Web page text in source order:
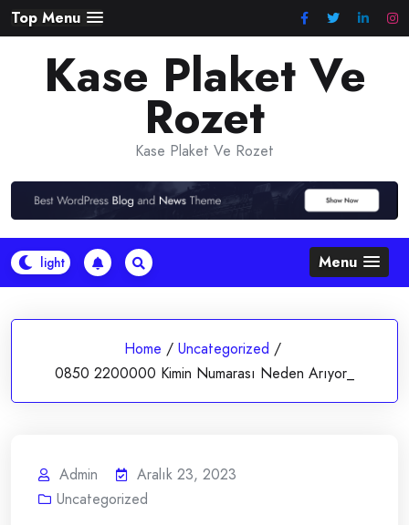
Skip
to
content
Top Menu
Kase Plaket Ve
Rozet
Kase Plaket Ve Rozet
Menu
Home / Uncategorized /
0850 2200000 Kimin Numarası Neden Arıyor_
Admin
Aralık 23, 2023
Uncategorized